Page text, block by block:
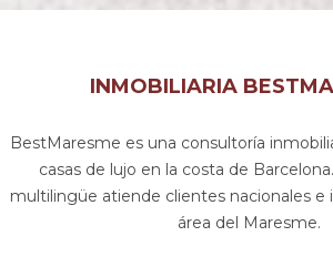
INMOBILIARIA
BestMaresme es una consultoría
casas de lujo en la costa de
multilingüe atiende clientes nacionales e
área del Maresme.